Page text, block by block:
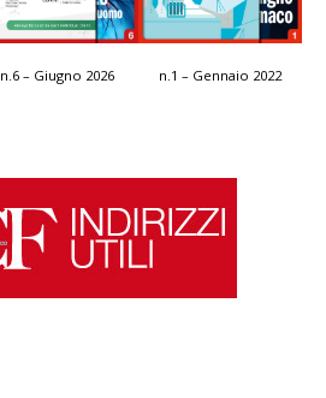
n.6 – Giugno 2026 n.1 – Gennaio 2022